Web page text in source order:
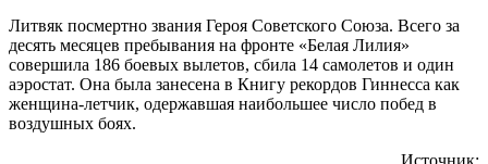
Литвяк посмертно звания Героя Советского Союза. Всего за
десять месяцев пребывания на фронте «Белая Лилия»
совершила 186 боевых вылетов, сбила 14 самолетов и один
аэростат. Она была занесена в Книгу рекордов Гиннесса как
женщина-летчик, одержавшая наибольшее число побед в
воздушных боях.
Источник: